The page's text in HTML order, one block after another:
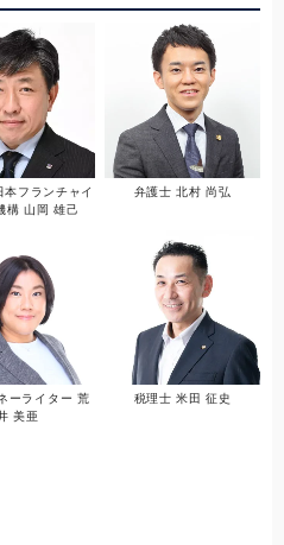
本フランチャイ
構 山岡 雄己
弁護士 北村 尚弘
ーライター 荒
美亜
税理士 米田 征史